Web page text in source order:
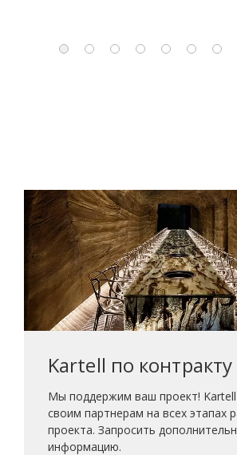
Kartell по контракту
Мы поддержим ваш проект!
своим партнерам на всех этапах
проекта. Запросить
информацию.